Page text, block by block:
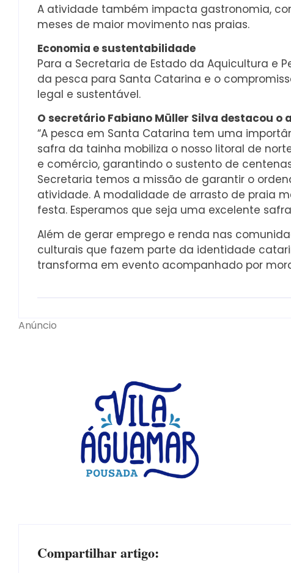
A atividade também impacta gastronomia,
meses de maior movimento nas praias.
Economia e sustentabilidade
Para a Secretaria de Estado da Aquicultura e
da pesca para Santa Catarina e o
legal e sustentável.
O secretário Fabiano Müller Silva destacou o
“A pesca em Santa Catarina tem uma
safra da tainha mobiliza o nosso litoral de
e comércio, garantindo o sustento de
Secretaria temos a missão de garantir o
atividade. A modalidade de arrasto de praia
festa. Esperamos que seja uma excelente
Além de gerar emprego e renda nas
culturais que fazem parte da identidade
transforma em evento acompanhado por
Anúncio
Compartilhar artigo: